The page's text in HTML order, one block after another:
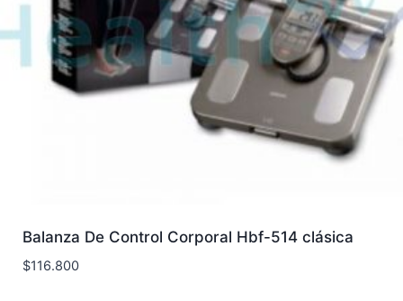
Balanza De Control Corporal Hbf-514 clásica
$116.800